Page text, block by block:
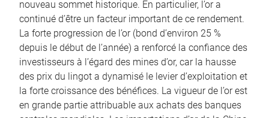
nouveau sommet historique. En particulier, l’or a
continué d’être un facteur important de ce rendement.
La forte progression de l’or (bond d’environ 25 %
depuis le début de l’année) a renforcé la confiance des
investisseurs à l’égard des mines d’or, car la hausse
des prix du lingot a dynamisé le levier d’exploitation et
la forte croissance des bénéfices. La vigueur de l’or est
en grande partie attribuable aux achats des banques